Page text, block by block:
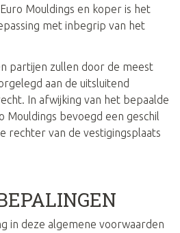
Mouldings en koper is het
met inbegrip van het
partijen zullen door de meest
aan de uitsluitend
In afwijking van het bepaalde
Mouldings bevoegd een geschil
rechter van de vestigingsplaats
in deze algemene voorwaarden